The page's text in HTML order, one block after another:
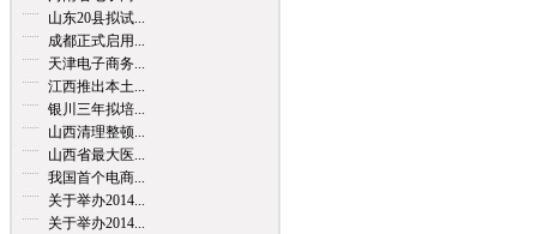
山东20县拟试...
成都正式启用...
天津电子商务...
江西推出本土...
银川三年拟培...
山西清理整顿...
山西省最大医...
我国首个电商...
关于举办2014...
关于举办2014...